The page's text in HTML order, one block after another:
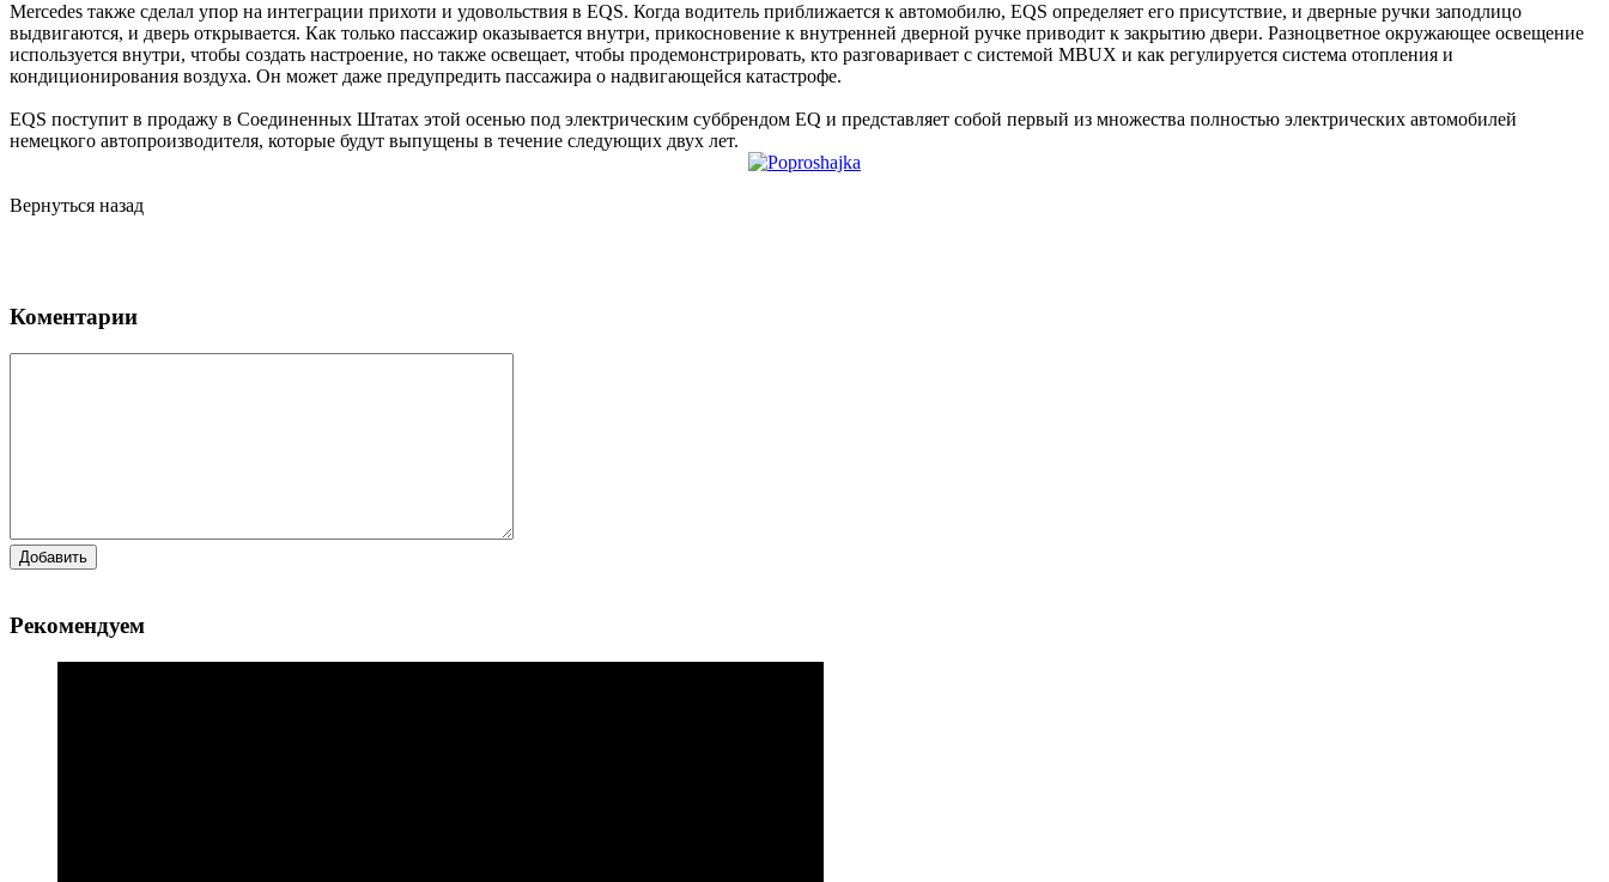
Mercedes также сделал упор на интеграции прихоти и удовольствия в EQS. Когда водитель приближается к автомобилю, EQS определяет его присутствие, и дверные ручки заподлицо
выдвигаются, и дверь открывается. Как только пассажир оказывается внутри, прикосновение к внутренней дверной ручке приводит к закрытию двери. Разноцветное окружающее освещение
используется внутри, чтобы создать настроение, но также освещает, чтобы продемонстрировать, кто разговаривает с системой MBUX и как регулируется система отопления и
кондиционирования воздуха. Он может даже предупредить пассажира о надвигающейся катастрофе.
EQS поступит в продажу в Соединенных Штатах этой осенью под электрическим суббрендом EQ и представляет собой первый из множества полностью электрических автомобилей
немецкого автопроизводителя, которые будут выпущены в течение следующих двух лет.
Вернуться назад
Коментарии
Добавить
Рекомендуем